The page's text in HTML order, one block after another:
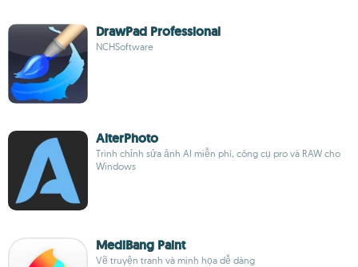
DrawPad Professional
NCHSoftware
AlterPhoto
Trình chỉnh sửa ảnh AI miễn phí, công cụ pro và RAW cho
Windows
MediBang Paint
Vẽ truyện tranh và minh họa dễ dàng